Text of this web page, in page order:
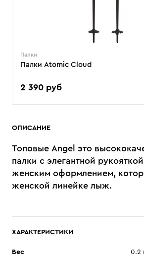
Палки
Палки Atomic Cloud
2 390 руб
ОПИСАНИЕ
Топовые Angel это
палки с элегантной
женским оформлением,
женской линейке лыж.
ХАРАКТЕРИСТИКИ
Вес 0.2